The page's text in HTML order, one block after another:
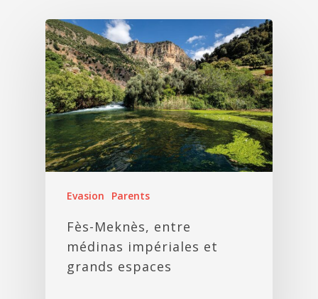
Evasion Parents
Fès-Meknès, entre
médinas impériales et
grands espaces